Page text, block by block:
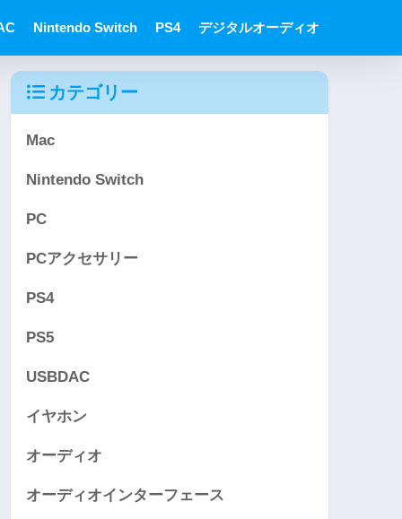
Nintendo Switch PS4 デジタルオーディオ
カテゴリー
Mac
Nintendo Switch
PC
PCアクセサリー
PS4
PS5
USBDAC
イヤホン
オーディオ
オーディオインターフェース